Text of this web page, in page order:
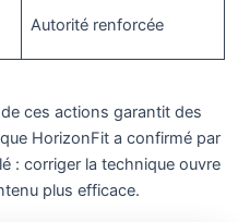
Autorité renforcée
ces actions garantit des
HorizonFit a confirmé par
: corriger la technique ouvre
plus efficace.